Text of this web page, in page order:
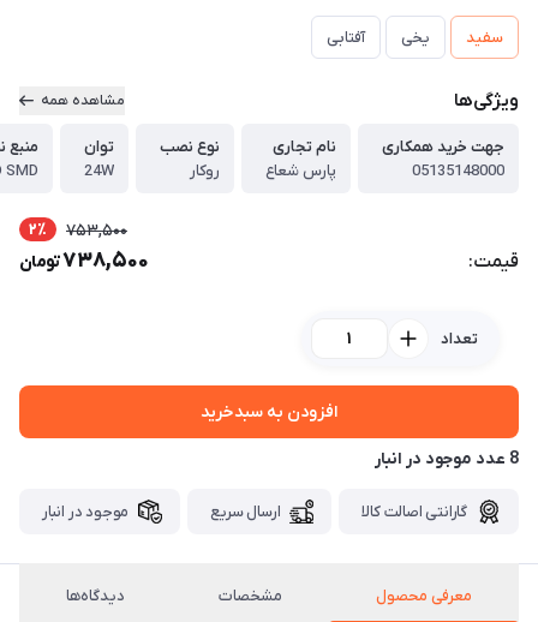
سفید یخی آفتابی
ویژگی‌ها مشاهده همه
جهت خرید همکاری
05135148000
نام تجاری
پارس شعاع
نوع نصب
روکار
توان
24W
منبع
SMD
قیمت:
753,500 2٪
738,500تومان
تعداد
افزودن به سبدخرید
8 عدد موجود در انبار
گارانتی اصالت کالا ارسال سریع موجود در انبار
معرفی محصول مشخصات دیدگاه‌ها